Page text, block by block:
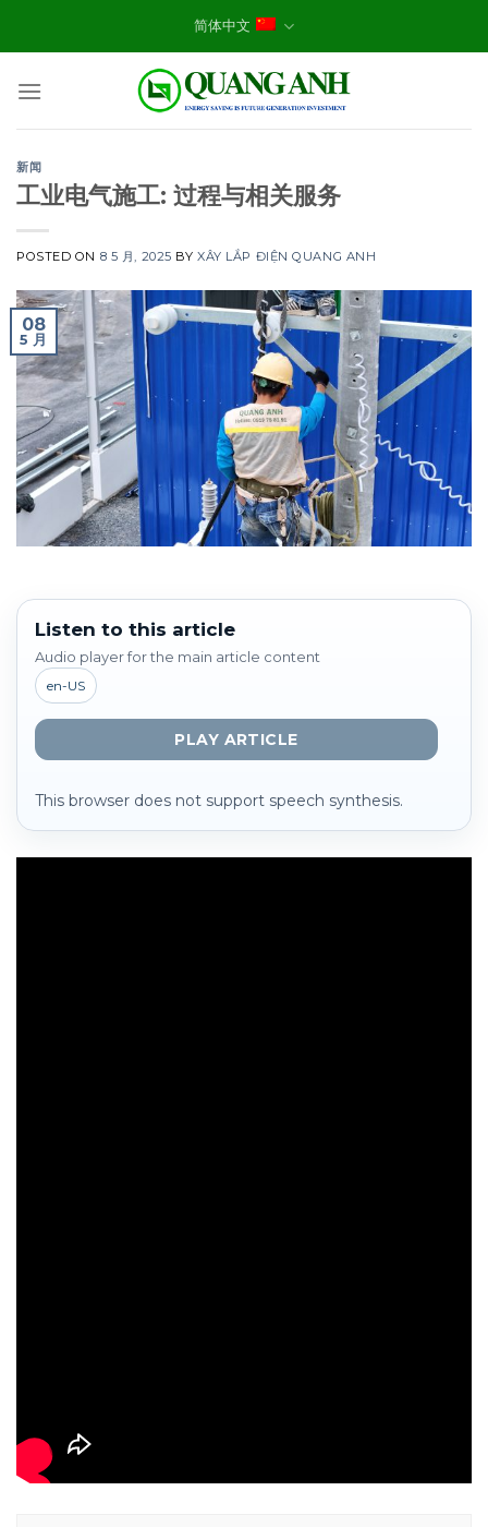
简体中文
新闻
工业电气施工: 过程与相关服务
POSTED ON 8 5 月, 2025 BYXÂY LẮP ĐIỆN QUANG ANH
08
5 月
Listen to this article
Audio player for the main article content
en-US
PLAY ARTICLE
This browser does not support speech synthesis.